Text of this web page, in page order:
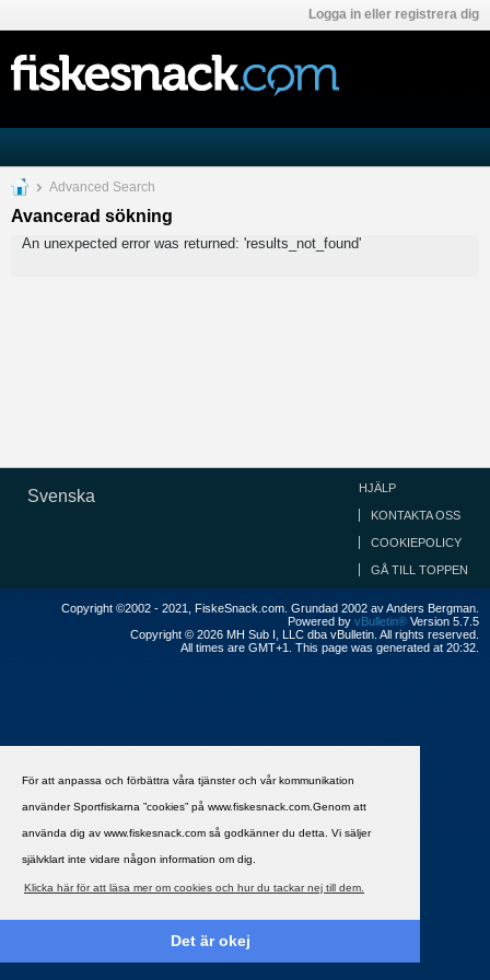
För att anpassa och förbättra våra tjänster och vår kommunikation
använder Sportfiskarna ”cookies” på www.fiskesnack.com.Genom att
använda dig av www.fiskesnack.com så godkänner du detta. Vi säljer
självklart inte vidare någon information om dig.
Klicka här för att läsa mer om cookies och hur du tackar nej till dem.
Det är okej
Logga in eller registrera dig
Advanced Search
Avancerad sökning
An unexpected error was returned: 'results_not_found'
Svenska HJÄLP
KONTAKTA OSS
COOKIEPOLICY
GÅ TILL TOPPEN
Copyright ©2002 - 2021, FiskeSnack.com. Grundad 2002 av Anders Bergman.
Powered by vBulletin® Version 5.7.5
Copyright © 2026 MH Sub I, LLC dba vBulletin. All rights reserved.
All times are GMT+1. This page was generated at 20:32.